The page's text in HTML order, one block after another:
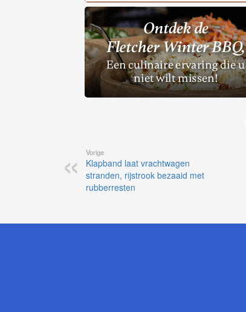
Vorige
Klapband laat vrachtwagen
stranden, rijstrook bezaaid met
rubberresten